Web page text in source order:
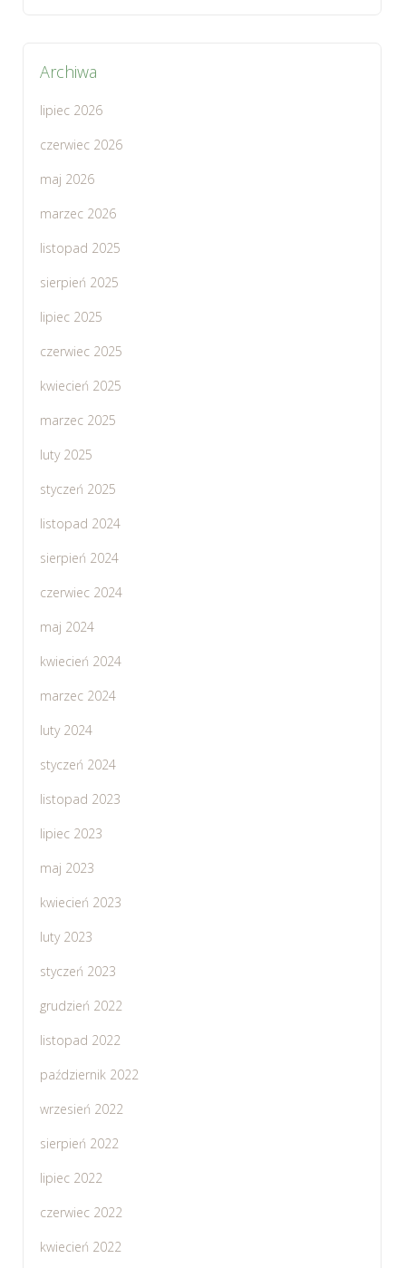
Archiwa
lipiec 2026
czerwiec 2026
maj 2026
marzec 2026
listopad 2025
sierpień 2025
lipiec 2025
czerwiec 2025
kwiecień 2025
marzec 2025
luty 2025
styczeń 2025
listopad 2024
sierpień 2024
czerwiec 2024
maj 2024
kwiecień 2024
marzec 2024
luty 2024
styczeń 2024
listopad 2023
lipiec 2023
maj 2023
kwiecień 2023
luty 2023
styczeń 2023
grudzień 2022
listopad 2022
październik 2022
wrzesień 2022
sierpień 2022
lipiec 2022
czerwiec 2022
kwiecień 2022